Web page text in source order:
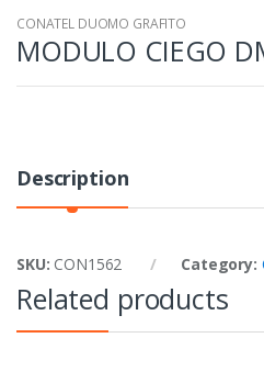
CONATEL DUOMO GRAFITO
MODULO CIEGO
Description
SKU: CON1562 Category:
Related products